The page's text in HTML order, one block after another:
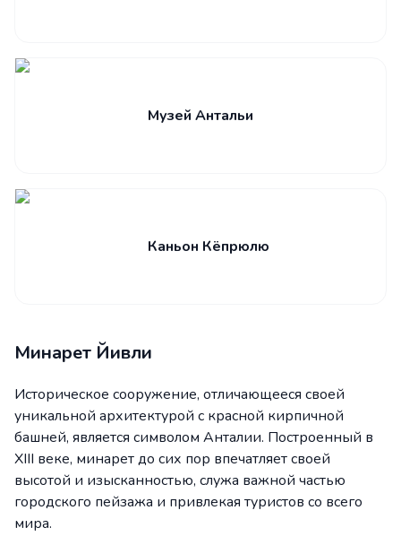
Музей Антальи
Каньон Кёпрюлю
Минарет Йивли
Историческое сооружение, отличающееся своей
уникальной архитектурой с красной кирпичной
башней, является символом Анталии. Построенный в
XIII веке, минарет до сих пор впечатляет своей
высотой и изысканностью, служа важной частью
городского пейзажа и привлекая туристов со всего
мира.